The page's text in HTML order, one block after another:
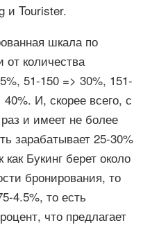
и Tourister.
шкала по
от количества
51-150 => 30%, 151-
И, скорее всего, с
и имеет не более
зарабатывает 25-30%
Букинг берет около
бронирования, то
4.5%, то есть
что предлагает